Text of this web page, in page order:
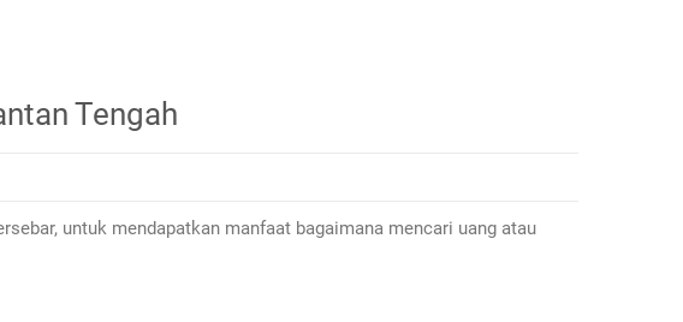
Tengah
untuk mendapatkan manfaat bagaimana mencari uang atau